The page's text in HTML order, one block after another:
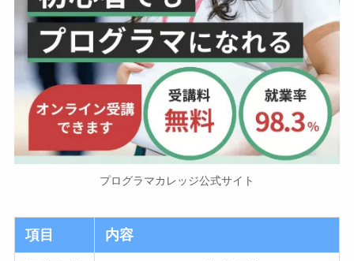
プログラマカレッジ公式サイト
項目 内容